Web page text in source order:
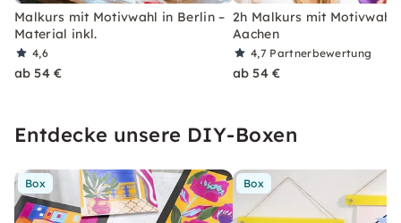
Malkurs mit Motivwahl in Berlin –
Material inkl.
4,6
ab 54 €
2h Malkurs mit Motivwahl
Aachen
4,7 Partnerbewertung
ab 54 €
Entdecke unsere DIY-Boxen
Box Box